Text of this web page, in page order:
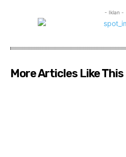
- Iklan -
More Articles Like This